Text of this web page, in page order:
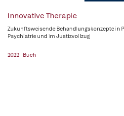
Innovative Therapie
Zukunftsweisende Behandlungskonzepte in
Psychiatrie und im Justizvollzug
2022 | Buch